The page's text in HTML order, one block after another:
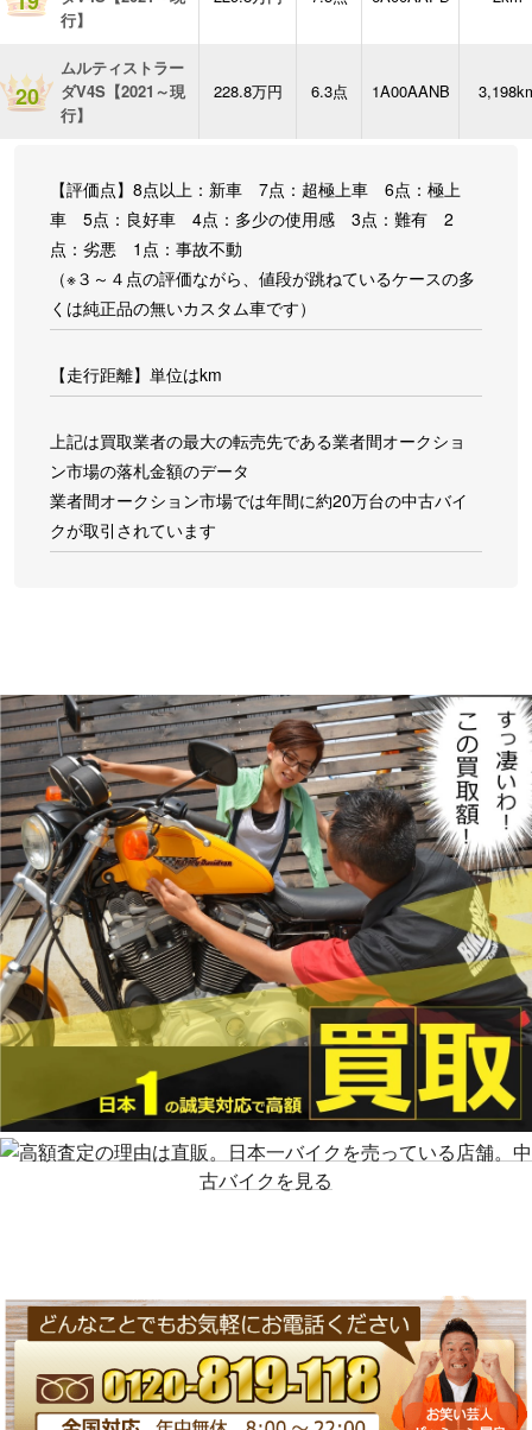
行】
20
ムルティストラー
ダV4S【2021～現
行】
228.8万円 6.3点 1A00AANB
【評価点】8点以上：新車 7点：超極上車 6点：極上
車 5点：良好車 4点：多少の使用感 3点：難有 2
点：劣悪 1点：事故不動
（※３～４点の評価ながら、値段が跳ねているケースの多
くは純正品の無いカスタム車です）
【走行距離】単位はkm
上記は買取業者の最大の転売先である業者間オークショ
ン市場の落札金額のデータ
業者間オークション市場では年間に約20万台の中古バイ
クが取引されています